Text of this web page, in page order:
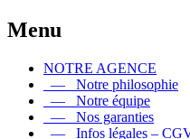
Menu
NOTRE AGENCE
— Notre philosophie
— Notre équipe
— Nos garanties
— Infos légales –